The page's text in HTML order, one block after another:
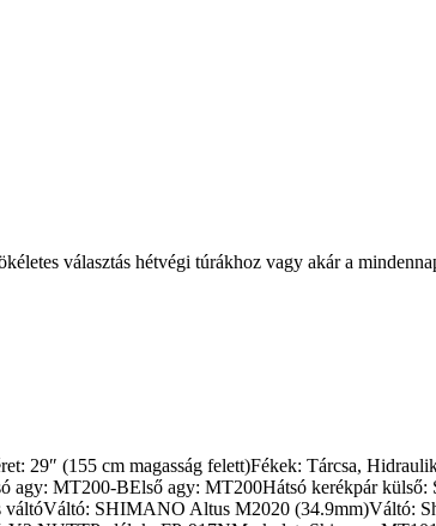
választás hétvégi túrákhoz vagy akár a
29″ (155 cm magasság felett)Fékek: Tárcsa,
MT200-BElső agy: MT200Hátsó kerékpár külső:
SHIMANO Altus M2020 (34.9mm)Váltó: